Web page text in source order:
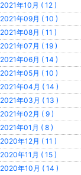
2021年10月 ( 12 )
2021年09月 ( 10 )
2021年08月 ( 11 )
2021年07月 ( 19 )
2021年06月 ( 14 )
2021年05月 ( 10 )
2021年04月 ( 14 )
2021年03月 ( 13 )
2021年02月 ( 9 )
2021年01月 ( 8 )
2020年12月 ( 11 )
2020年11月 ( 15 )
2020年10月 ( 14 )